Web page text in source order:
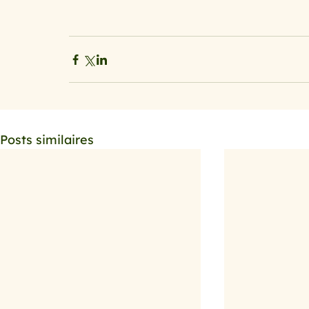
Posts similaires